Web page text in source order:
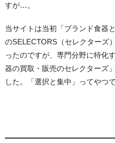
すが…。
当サイトは当初「ブランド食器
のSELECTORS（セレクターズ
ったのですが、専門分野に特化
器の買取・販売のセレクターズ
した。「選択と集中」ってやつで